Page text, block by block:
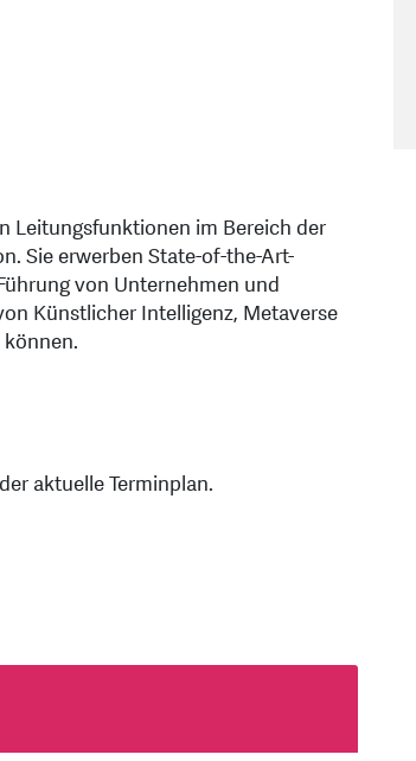
Leitungsfunktionen im Bereich der
Sie erwerben State-of-the-Art-
von Unternehmen und
Künstlicher Intelligenz, Metaverse
aktuelle Terminplan.